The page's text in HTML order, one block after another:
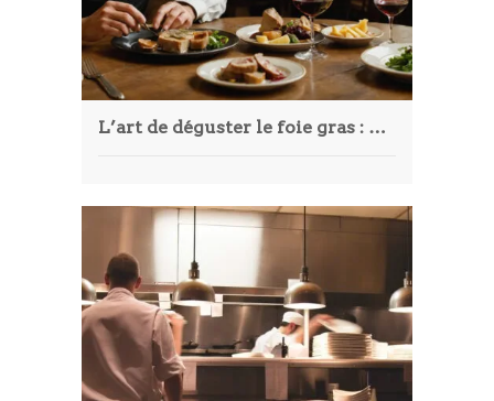
L’art de déguster le foie gras : un voyage au cœur des saveurs authentiques